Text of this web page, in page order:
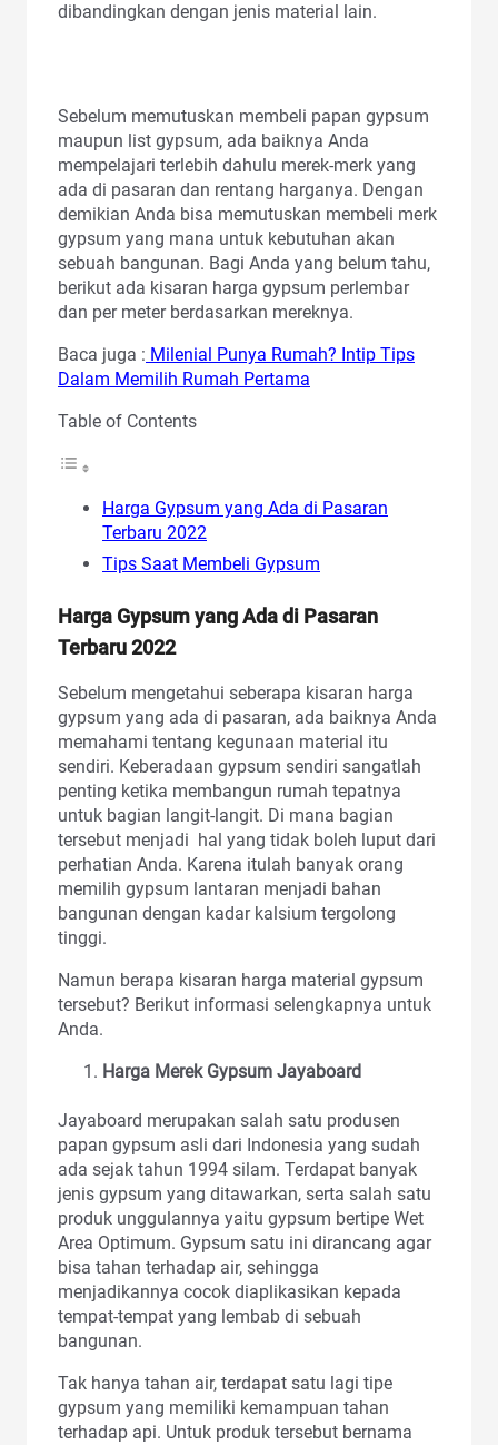
dibandingkan dengan jenis material lain.
Sebelum memutuskan membeli papan gypsum
maupun list gypsum, ada baiknya Anda
mempelajari terlebih dahulu merek-merk yang
ada di pasaran dan rentang harganya. Dengan
demikian Anda bisa memutuskan membeli merk
gypsum yang mana untuk kebutuhan akan
sebuah bangunan. Bagi Anda yang belum tahu,
berikut ada kisaran harga gypsum perlembar
dan per meter berdasarkan mereknya.
Baca juga : Milenial Punya Rumah? Intip Tips
Dalam Memilih Rumah Pertama
Table of Contents
Harga Gypsum yang Ada di Pasaran
Terbaru 2022
Tips Saat Membeli Gypsum
Harga Gypsum yang Ada di Pasaran
Terbaru 2022
Sebelum mengetahui seberapa kisaran harga
gypsum yang ada di pasaran, ada baiknya Anda
memahami tentang kegunaan material itu
sendiri. Keberadaan gypsum sendiri sangatlah
penting ketika membangun rumah tepatnya
untuk bagian langit-langit. Di mana bagian
tersebut menjadi hal yang tidak boleh luput dari
perhatian Anda. Karena itulah banyak orang
memilih gypsum lantaran menjadi bahan
bangunan dengan kadar kalsium tergolong
tinggi.
Namun berapa kisaran harga material gypsum
tersebut? Berikut informasi selengkapnya untuk
Anda.
Harga Merek Gypsum Jayaboard
Jayaboard merupakan salah satu produsen
papan gypsum asli dari Indonesia yang sudah
ada sejak tahun 1994 silam. Terdapat banyak
jenis gypsum yang ditawarkan, serta salah satu
produk unggulannya yaitu gypsum bertipe Wet
Area Optimum. Gypsum satu ini dirancang agar
bisa tahan terhadap air, sehingga
menjadikannya cocok diaplikasikan kepada
tempat-tempat yang lembab di sebuah
bangunan.
Tak hanya tahan air, terdapat satu lagi tipe
gypsum yang memiliki kemampuan tahan
terhadap api. Untuk produk tersebut bernama